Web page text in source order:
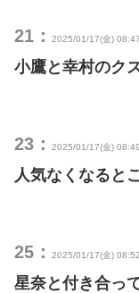
21： 2025/01/17(金)
小鷹と幸村のク
23： 2025/01/17(金)
人気なくなると
25： 2025/01/17(金)
星奈と付き合っ